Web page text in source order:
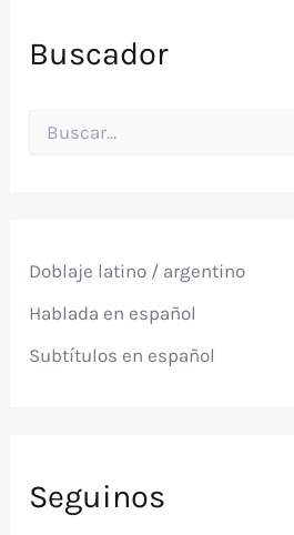
Buscador
o
:
Doblaje latino / argentino
Hablada en español
Subtítulos en español
Seguinos